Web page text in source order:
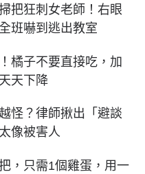
把狂刺女老師！右眼
班嚇到逃出教室
橘子不要直接吃，加
天下降
怪？律師揪出「避談
像被害人
，只需1個雞蛋，用一